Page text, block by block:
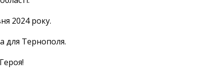
2024 року.
для Тернополя.